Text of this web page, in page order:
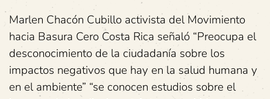
Marlen Chacón Cubillo activista del Movimiento
hacia Basura Cero Costa Rica señaló “Preocupa el
desconocimiento de la ciudadanía sobre los
impactos negativos que hay en la salud humana y
en el ambiente” “se conocen estudios sobre el